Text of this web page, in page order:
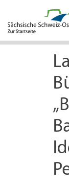
Hauptinhalt
Service